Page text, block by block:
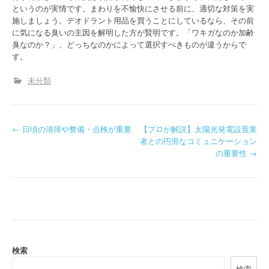
というのが実情です。まわりを不愉快にさせる前に、適切な対策を実
施しましょう。デオドラント用品を買うことにしているなら、その前
に気になる臭いの主因を解明した方が賢明です。「ワキガなのか加齢
臭なのか？」、どっちなのかによって選択すべきものが違うからで
す。
未分類
P
a
← 日頃の清掃や整備・点検が重要
【プロが解説】太陽光発電設置業
者との円滑なコミュニケーション
の重要性 →
検索